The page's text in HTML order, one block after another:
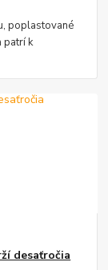
poplastované
patrí k
desaťročia